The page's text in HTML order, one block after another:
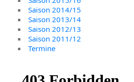
Saison 2014/15
Saison 2013/14
Saison 2012/13
Saison 2011/12
Termine